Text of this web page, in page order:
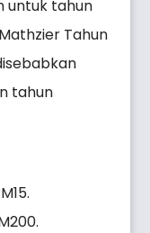
untuk tahun
Tahun
tahun